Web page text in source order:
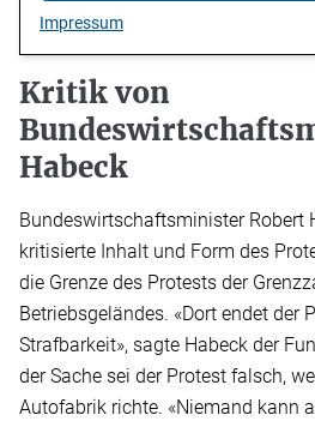
Impressum
Kritik von
Habeck
Bundeswirtschaftsminister Robert
kritisierte Inhalt und Form des
die Grenze des Protests der
Betriebsgeländes. «Dort endet der
Strafbarkeit», sagte Habeck der
der Sache sei der Protest falsch,
Autofabrik richte. «Niemand kann